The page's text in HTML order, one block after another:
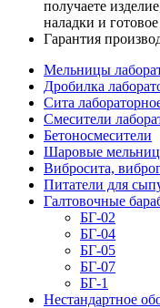
получаете
наладки и
Гарантия
Мельницы
Дробилка
Сита
Смесители
Бетоносмесители
Шаровые
Вибросита,
Питатели для
Галтовочные
БГ-02
БГ-04
БГ-05
БГ-07
БГ-1
Нестандартное